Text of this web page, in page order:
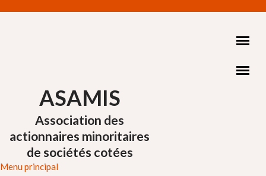
ASAMIS
Association des
actionnaires minoritaires
de sociétés cotées
Menu principal